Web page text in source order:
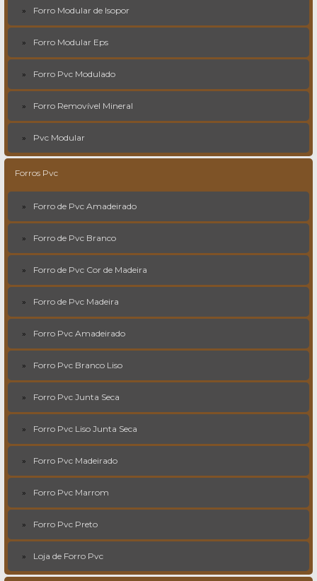
Forro Modular de Isopor
Forro Modular Eps
Forro Pvc Modulado
Forro Removível Mineral
Pvc Modular
Forros Pvc
Forro de Pvc Amadeirado
Forro de Pvc Branco
Forro de Pvc Cor de Madeira
Forro de Pvc Madeira
Forro Pvc Amadeirado
Forro Pvc Branco Liso
Forro Pvc Junta Seca
Forro Pvc Liso Junta Seca
Forro Pvc Madeirado
Forro Pvc Marrom
Forro Pvc Preto
Loja de Forro Pvc